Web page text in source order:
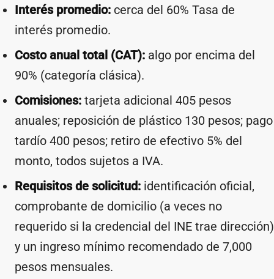
Interés promedio: cerca del 60% Tasa de
interés promedio.
Costo anual total (CAT): algo por encima del
90% (categoría clásica).
Comisiones: tarjeta adicional 405 pesos
anuales; reposición de plástico 130 pesos; pago
tardío 400 pesos; retiro de efectivo 5% del
monto, todos sujetos a IVA.
Requisitos de solicitud: identificación oficial,
comprobante de domicilio (a veces no
requerido si la credencial del INE trae dirección)
y un ingreso mínimo recomendado de 7,000
pesos mensuales.